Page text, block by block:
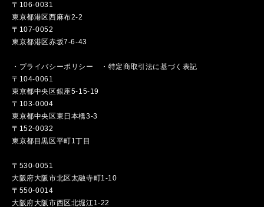
〒106-0031
東京都港区西麻布2-2
〒107-0052
東京都港区赤坂7-6-43
・ プライバシーポリシー ・ 特定商取引法に基づく表記
〒104-0061
東京都中央区銀座5-15-19
〒103-0004
東京都中央区東日本橋3-3
〒152-0032
東京都目黒区平町1丁目
〒530-0051
大阪府大阪市北区太融寺町1-10
〒550-0014
大阪府大阪市西区北堀江1-22